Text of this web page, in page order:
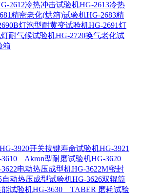
2612冷热冲击试验机HG-2613冷热
精密老化(烘箱)试验机HG-2683精
灯泡型耐黄变试验机HG-2691灯
灯耐气候试验机HG-2720换气老化试
箱
HG-3920开关按键寿命试验机HG-3921
3610 Akron型耐磨试验机HG-3620
电动热压成型机HG-3622M密封
自动热压成型试验机HG-3626双辊筒
能试验机HG-3630 TABER 磨耗试验